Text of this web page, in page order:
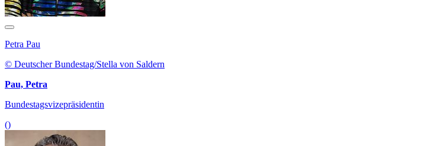
Petra Pau
© Deutscher Bundestag/Stella von Saldern
Pau, Petra
Bundestagsvizepräsidentin
()